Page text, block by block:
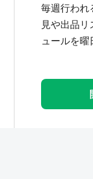
毎週行われ
見や出品
ュールを曜